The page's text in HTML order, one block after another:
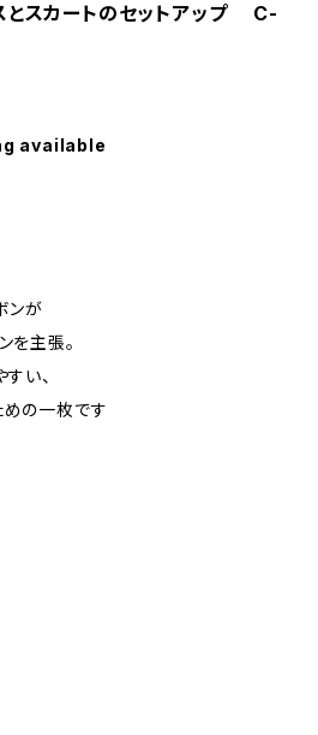
とスカートのセットアップ C-
available
ンが
を主張。
い、
の一枚です